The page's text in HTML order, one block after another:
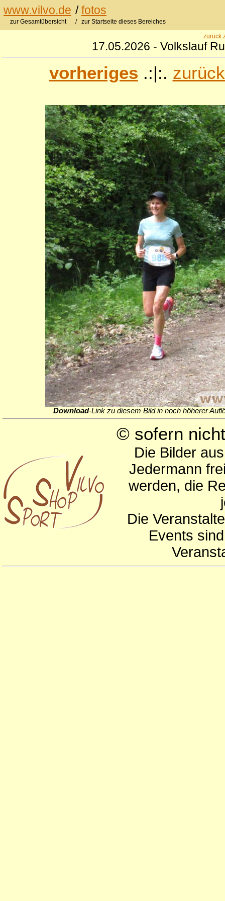
www.vilvo.de /fotos
zur Gesamtübersicht / zur Startseite dieses Bereiches
zurück
17.05.2026 - Volkslauf
vorheriges .:|:.
Download-Link zu diesem Bild in noch höherer
© sofern
Die Bilder
Jedermann
werden, die
Die
Events